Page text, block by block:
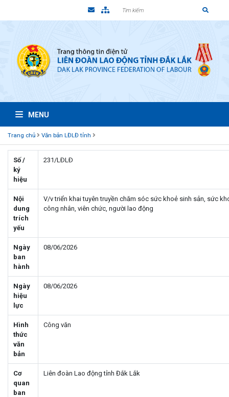
MENU
Trang chủ Văn bản LĐLĐ tỉnh
Số /
ký
hiệu
231/LÐLÐ
Nội
dung
trích
yếu
V/v triển khai tuyên truyền chăm sóc sức khoẻ sinh sản, sức
công nhân, viên chức, người lao động
Ngày
ban
hành
08/06/2026
Ngày
hiệu
lực
08/06/2026
Hình
thức
văn
bản
Công văn
Cơ
quan
ban
Liên đoàn Lao động tỉnh Đắk Lắk